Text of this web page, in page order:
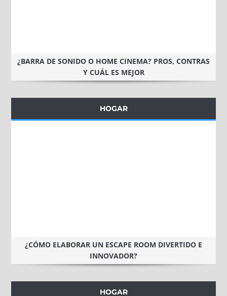
¿BARRA DE SONIDO O HOME CINEMA? PROS, CONTRAS
Y CUÁL ES MEJOR
HOGAR
¿CÓMO ELABORAR UN ESCAPE ROOM DIVERTIDO E
INNOVADOR?
HOGAR